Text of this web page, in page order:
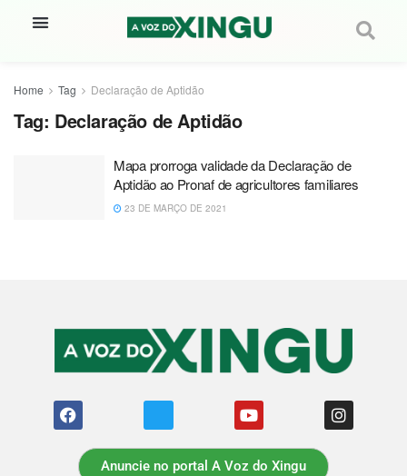
Home Tag Declaração de Aptidão
Tag: Declaração de Aptidão
Mapa prorroga validade da Declaração de
Aptidão ao Pronaf de agricultores familiares
23 DE MARÇO DE 2021
Anuncie no portal A Voz do Xingu